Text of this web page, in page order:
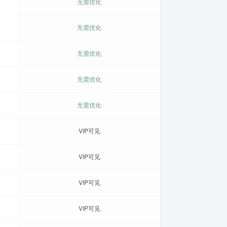
无需优化
无需优化
无需优化
无需优化
VIP可见
VIP可见
VIP可见
VIP可见